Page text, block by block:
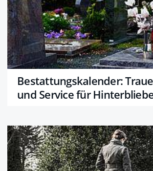
Bestattungskalender:
und Service für